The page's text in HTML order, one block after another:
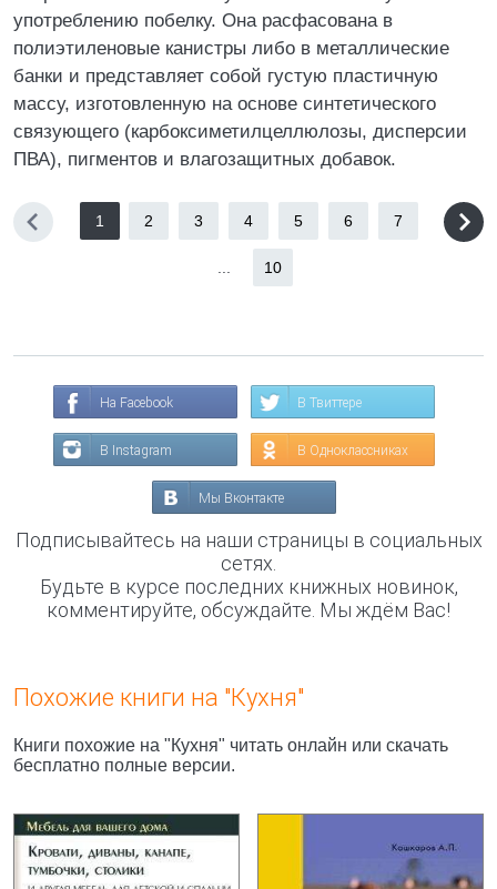
употреблению побелку. Она расфасована в
полиэтиленовые канистры либо в металлические
банки и представляет собой густую пластичную
массу, изготовленную на основе синтетического
связующего (карбоксиметилцеллюлозы, дисперсии
ПВА), пигментов и влагозащитных добавок.
1 2 3 4 5 6 7
10
На Facebook В Твиттере
В Instagram В Одноклассниках
Мы Вконтакте
Подписывайтесь на наши страницы в социальных
сетях.
Будьте в курсе последних книжных новинок,
комментируйте, обсуждайте. Мы ждём Вас!
Похожие книги на "Кухня"
Книги похожие на "Кухня" читать онлайн или скачать
бесплатно полные версии.